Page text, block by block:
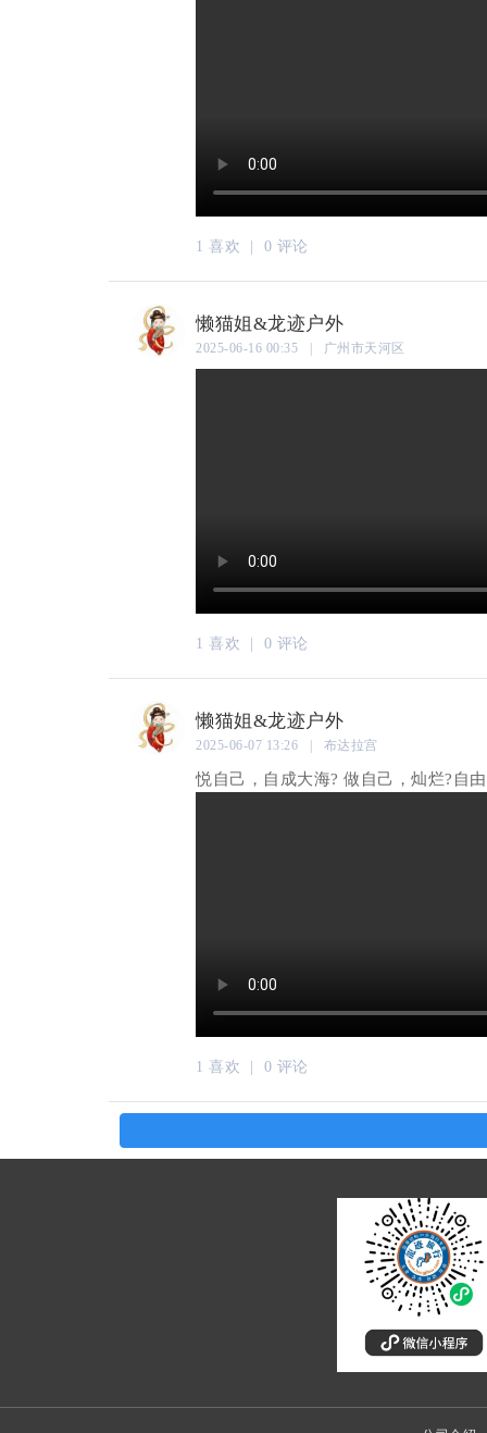
1 喜欢 | 0 评论
懒猫姐&龙迹户外
2025-06-16 00:35 | 广州市天河区
1 喜欢 | 0 评论
懒猫姐&龙迹户外
2025-06-07 13:26 | 布达拉宫
悦自己，自成大海? 做自己，灿烂?自
1 喜欢 | 0 评论